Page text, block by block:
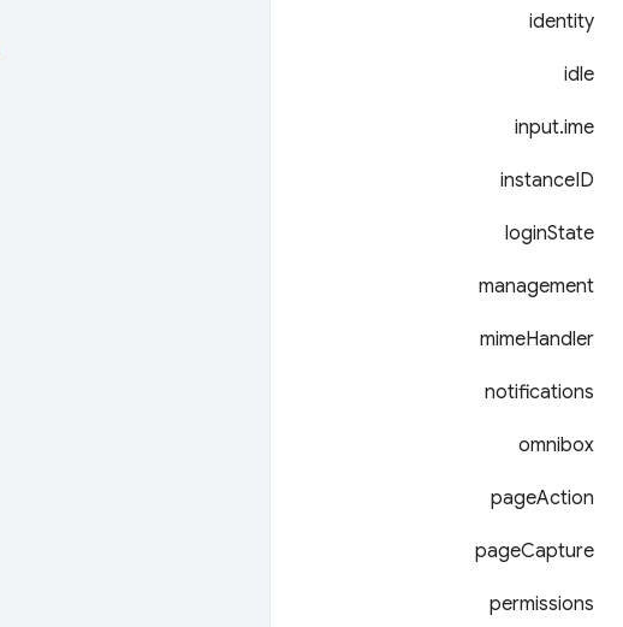
identity
idle
input.ime
instanceID
loginState
management
mimeHandler
notifications
omnibox
pageAction
pageCapture
permissions